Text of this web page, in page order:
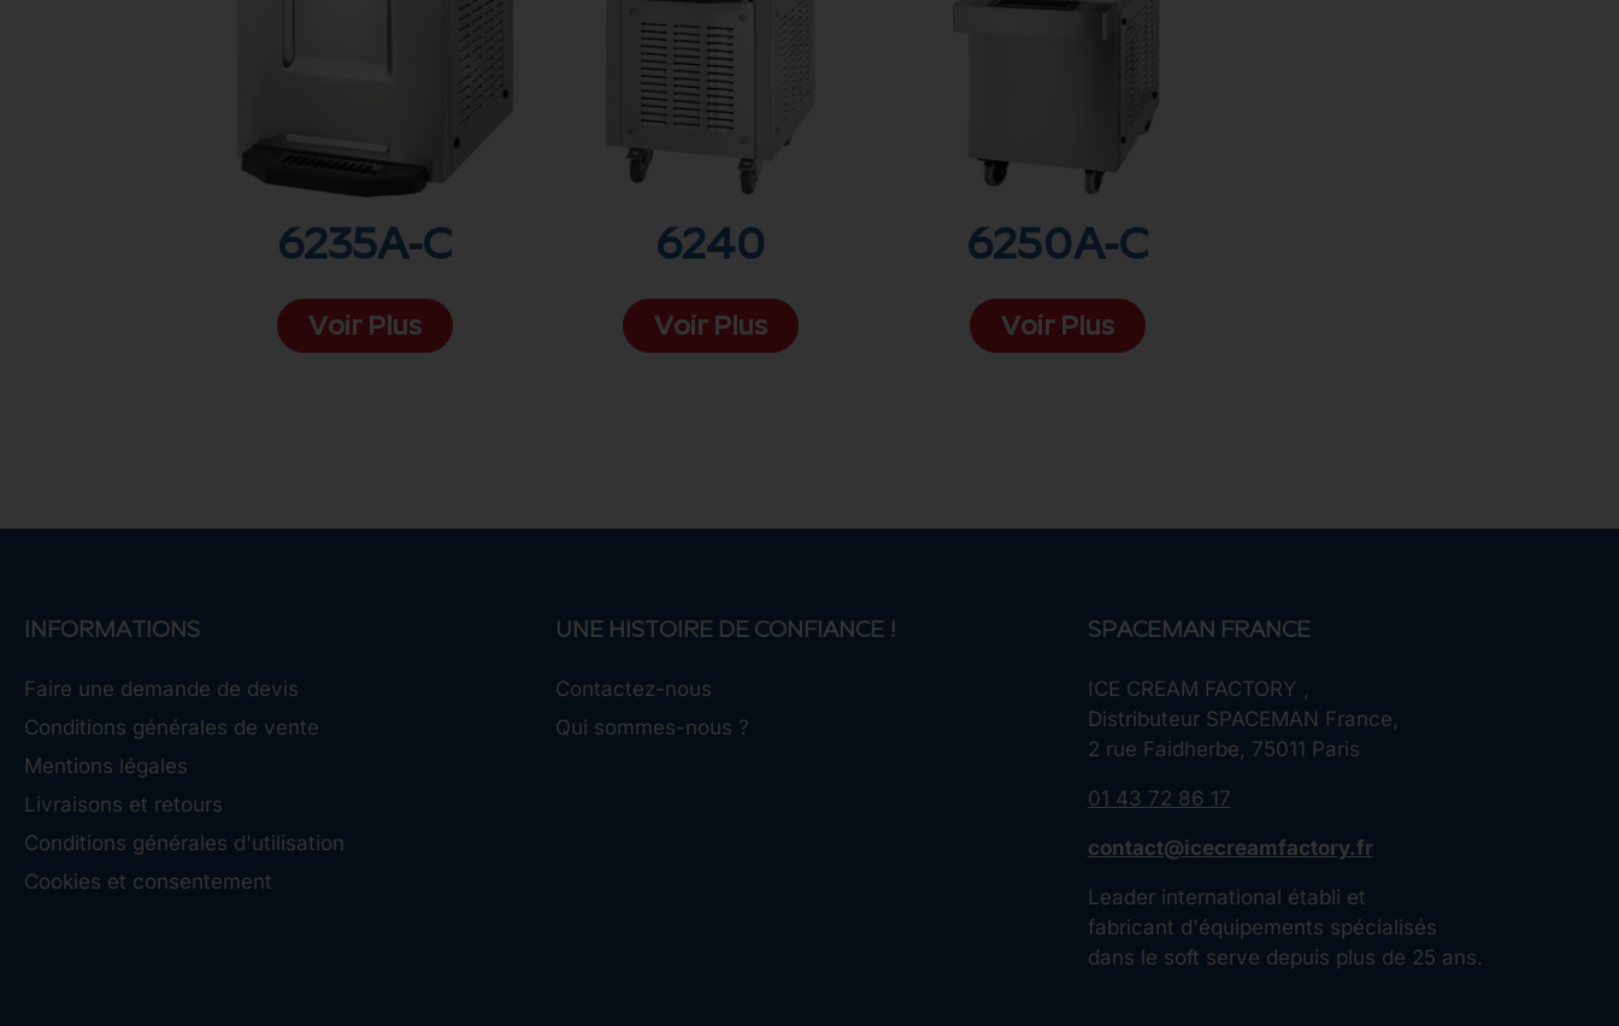
6235A-C
Voir Plus
6240
Voir Plus
6250A-C
Voir Plus
INFORMATIONS
Faire une demande de devis
Conditions générales de vente
Mentions légales
Livraisons et retours
Conditions générales d'utilisation
Cookies et consentement
UNE HISTOIRE DE CONFIANCE !
Contactez-nous
Qui sommes-nous ?
SPACEMAN FRANCE
ICE CREAM FACTORY ,
Distributeur SPACEMAN France,
2 rue Faidherbe, 75011 Paris
01 43 72 86 17
contact@icecreamfactory.fr
Leader international établi et
fabricant d'équipements spécialisés
dans le soft serve depuis plus de 25 ans.